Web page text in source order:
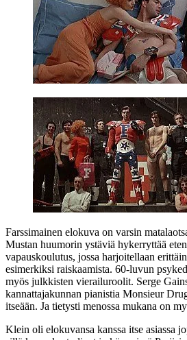
Farssimainen elokuva on varsin
Mustan huumorin ystäviä hykerryttää
vapauskoulutus, jossa harjoitellaan
esimerkiksi raiskaamista. 60‑luvun
myös julkkisten vierailuroolit. Serge
kannattajakunnan pianistia Monsieur
itseään. Ja tietysti menossa mukana on
Klein oli elokuvansa kanssa itse asiassa